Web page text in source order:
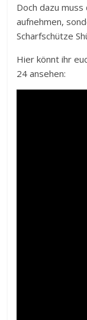
Doch dazu
aufnehmen,
Scharfschütze
Hier könnt ihr
24 ansehen: